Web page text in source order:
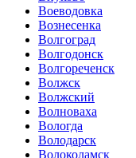
Воеводовка
Вознесенка
Волгоград
Волгодонск
Волгореченск
Волжск
Волжский
Волноваха
Вологда
Володарск
Волоколамск